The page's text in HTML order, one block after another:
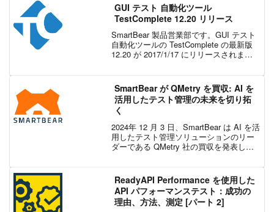
GUI テスト 自動化ツール
TestComplete 12.20 リリース
SmartBear 製品営業部です。GUI テスト
自動化ツールの TestComplete の最新版
12.20 が 2017/1/17 にリリースされまし
SmartBear が QMetry を買収: AI を
活用したテスト管理の未来を切り拓
く
2024年 12 月 3 日、SmartBear は AI を活
用したテスト管理ソリューションのリー
ダーである QMetry 社の買収を発表しま
界全体にわたっ...
ReadyAPI Performance を使用した
API パフォーマンステスト：成功の
理由、方法、測定 [パート 2]